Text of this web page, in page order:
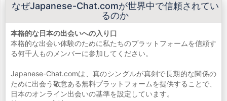
なぜJapanese-Chat.comが世界中で信頼されてい
るのか
本格的な日本の出会いへの入り口
本格的な出会い体験のために私たちのプラットフォームを信頼す
る何千人ものメンバーに参加してください。
Japanese-Chat.comは、真のシングルが真剣で長期的な関係の
ために出会う敬意ある無料プラットフォームを提供することで、
日本のオンライン出会いの基準を設定しています。